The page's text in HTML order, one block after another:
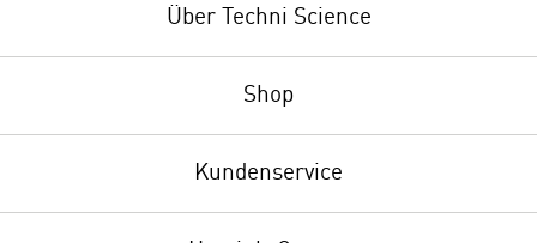
Über Techni Science
Shop
Kundenservice